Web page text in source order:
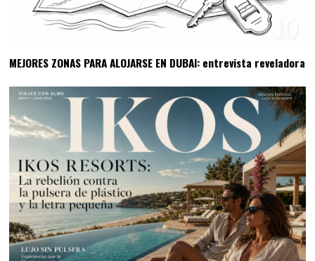
MEJORES ZONAS PARA ALOJARSE EN DUBAI: entrevista reveladora